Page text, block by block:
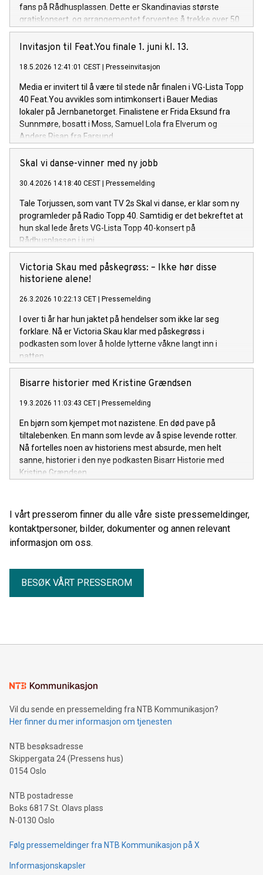
fans på Rådhusplassen. Dette er Skandinavias største
gratiskonsert, og arrangementet forventes å trekke over 50
000 unge publikummere. Kvelden ledes av VG-profil Steffen
Pettersen, Topp 40 programleder Tale Torjussen og Tik Tok-
Invitasjon til Feat.You finale 1. juni kl. 13.
18.5.2026 12:41:01 CEST Presseinvitasjon
Media er invitert til å være til stede når finalen i VG-Lista Topp
40 Feat.You avvikles som intimkonsert i Bauer Medias
lokaler på Jernbanetorget. Finalistene er Frida Eksund fra
Sunnmøre, bosatt i Moss, Samuel Lola fra Elverum og
Anders Risan fra Farsund.
Skal vi danse-vinner med ny jobb
30.4.2026 14:18:40 CEST Pressemelding
Tale Torjussen, som vant TV 2s Skal vi danse, er klar som ny
programleder på Radio Topp 40. Samtidig er det bekreftet at
hun skal lede årets VG-Lista Topp 40-konsert på
Rådhusplassen i juni.
Victoria Skau med påskegrøss: – Ikke hør disse
historiene alene!
26.3.2026 10:22:13 CET Pressemelding
I over ti år har hun jaktet på hendelser som ikke lar seg
forklare. Nå er Victoria Skau klar med påskegrøss i
podkasten som lover å holde lytterne våkne langt inn i
natten.
Bisarre historier med Kristine Grændsen
19.3.2026 11:03:43 CET Pressemelding
En bjørn som kjempet mot nazistene. En død pave på
tiltalebenken. En mann som levde av å spise levende rotter.
Nå fortelles noen av historiens mest absurde, men helt
sanne, historier i den nye podkasten Bisarr Historie med
Kristine Grændsen.
I vårt presserom finner du alle våre siste pressemeldinger,
kontaktpersoner, bilder, dokumenter og annen relevant
informasjon om oss.
BESØK VÅRT PRESSEROM
Vil du sende en pressemelding fra NTB Kommunikasjon?
Her finner du mer informasjon om tjenesten
NTB besøksadresse
Skippergata 24 (Pressens hus)
0154 Oslo
NTB postadresse
Boks 6817 St. Olavs plass
N-0130 Oslo
Følg pressemeldinger fra NTB Kommunikasjon på X
Informasjonskapsler